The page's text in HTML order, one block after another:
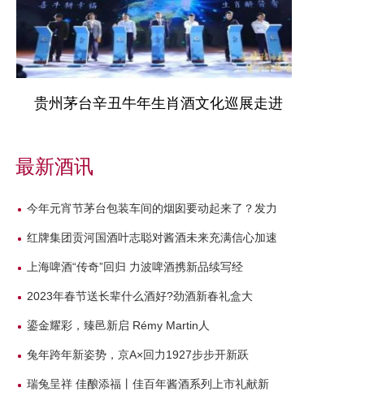
贵州茅台辛丑牛年生肖酒文化巡展走进
最新酒讯
今年元宵节茅台包装车间的烟囱要动起来了？发力
红牌集团贡河国酒叶志聪对酱酒未来充满信心加速
上海啤酒“传奇”回归 力波啤酒携新品续写经
2023年春节送长辈什么酒好?劲酒新春礼盒大
鎏金耀彩，臻邑新启 Rémy Martin人
兔年跨年新姿势，京A×回力1927步步开新跃
瑞兔呈祥 佳酿添福丨佳百年酱酒系列上市礼献新